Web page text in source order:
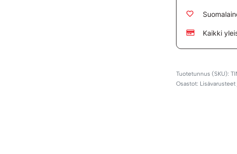
Kaikki
Osastot: Lisävarusteet